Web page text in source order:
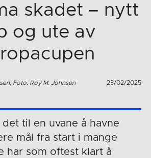
skadet – nytt
og ute av
Foto: Roy M. Johnsen 23/02/2025
til en uvane å havne
mål fra start i mange
har som oftest klart å